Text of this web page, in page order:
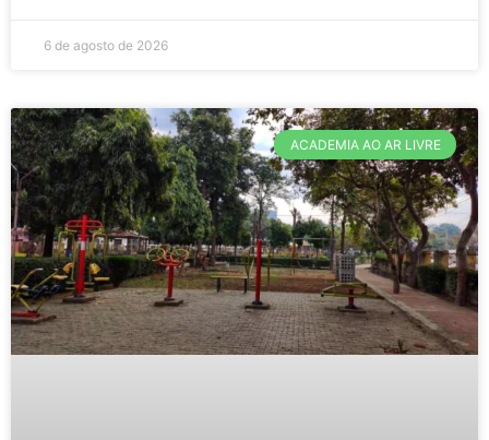
6 de agosto de 2026
ACADEMIA AO AR LIVRE